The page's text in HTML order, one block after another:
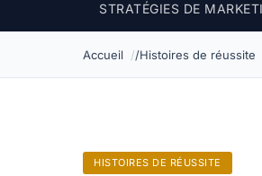
STRATÉGIES DE
Accueil Histoires de réussite
HISTOIRES DE RÉUSSITE